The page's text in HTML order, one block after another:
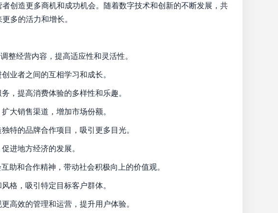
创造更多商机和成功机会。随着数字技术和创新的不断发展，共
多的活力和增长。
整经营内容，提高适应性和灵活性。
业者之间的互相学习和成长。
，提高消费体验的多样性和乐趣。
大销售渠道，增加市场份额。
特的品牌合作项目，吸引更多目光。
进地方经济的发展。
助和合作精神，带动社会积极向上的价值观。
格，吸引特定目标客户群体。
高效的管理和运营，提升用户体验。